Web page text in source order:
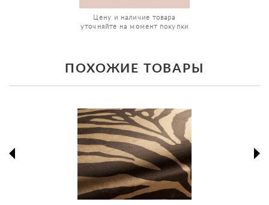
Цену и наличие товара
уточняйте на момент покупки
ПОХОЖИЕ ТОВАРЫ